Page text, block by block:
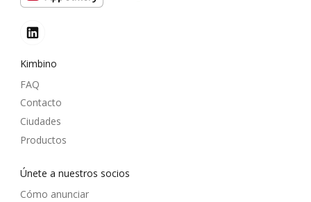
Kimbino
FAQ
Contacto
Ciudades
Productos
Únete a nuestros socios
Cómo anunciar